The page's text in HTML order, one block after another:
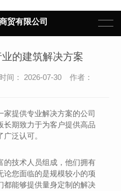
贸有限公司
的建筑解决方案
间： 2026-07-30 作者：
家提供专业解决方案的公司
长期致力于为客户提供高品
泛认可。
的技术人员组成，他们拥有
论您面临的是规模较小的项
都能够提供量身定制的解决